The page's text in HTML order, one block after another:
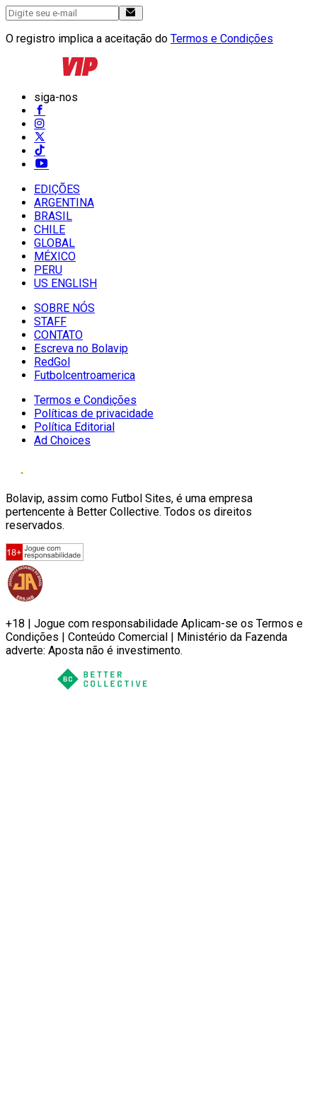
O registro implica a aceitação do Termos e Condições
siga-nos
EDIÇÕES
ARGENTINA
BRASIL
CHILE
GLOBAL
MÉXICO
PERU
US ENGLISH
SOBRE NÓS
STAFF
CONTATO
Escreva no Bolavip
RedGol
Futbolcentroamerica
Termos e Condições
Políticas de privacidade
Política Editorial
Ad Choices
Bolavip, assim como Futbol Sites, é uma empresa
pertencente à Better Collective. Todos os direitos
reservados.
+18 | Jogue com responsabilidade Aplicam-se os Termos e
Condições | Conteúdo Comercial | Ministério da Fazenda
adverte: Aposta não é investimento.